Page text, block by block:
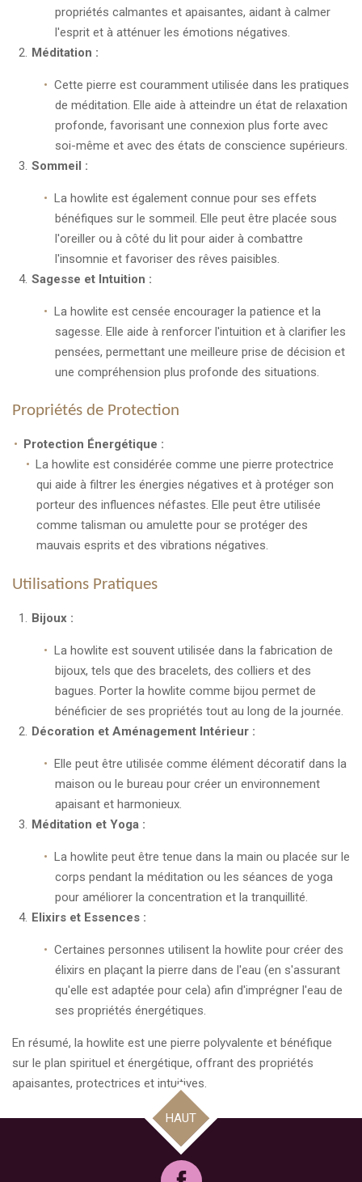
propriétés calmantes et apaisantes, aidant à calmer
l'esprit et à atténuer les émotions négatives.
Méditation :
Cette pierre est couramment utilisée dans les pratiques
de méditation. Elle aide à atteindre un état de relaxation
profonde, favorisant une connexion plus forte avec
soi-même et avec des états de conscience supérieurs.
Sommeil :
La howlite est également connue pour ses effets
bénéfiques sur le sommeil. Elle peut être placée sous
l'oreiller ou à côté du lit pour aider à combattre
l'insomnie et favoriser des rêves paisibles.
Sagesse et Intuition :
La howlite est censée encourager la patience et la
sagesse. Elle aide à renforcer l'intuition et à clarifier les
pensées, permettant une meilleure prise de décision et
une compréhension plus profonde des situations.
Propriétés de Protection
Protection Énergétique :
La howlite est considérée comme une pierre protectrice
qui aide à filtrer les énergies négatives et à protéger son
porteur des influences néfastes. Elle peut être utilisée
comme talisman ou amulette pour se protéger des
mauvais esprits et des vibrations négatives.
Utilisations Pratiques
Bijoux :
La howlite est souvent utilisée dans la fabrication de
bijoux, tels que des bracelets, des colliers et des
bagues. Porter la howlite comme bijou permet de
bénéficier de ses propriétés tout au long de la journée.
Décoration et Aménagement Intérieur :
Elle peut être utilisée comme élément décoratif dans la
maison ou le bureau pour créer un environnement
apaisant et harmonieux.
Méditation et Yoga :
La howlite peut être tenue dans la main ou placée sur le
corps pendant la méditation ou les séances de yoga
pour améliorer la concentration et la tranquillité.
Elixirs et Essences :
Certaines personnes utilisent la howlite pour créer des
élixirs en plaçant la pierre dans de l'eau (en s'assurant
qu'elle est adaptée pour cela) afin d'imprégner l'eau de
ses propriétés énergétiques.
En résumé, la howlite est une pierre polyvalente et bénéfique
sur le plan spirituel et énergétique, offrant des propriétés
apaisantes, protectrices et intuitives.
HAUT